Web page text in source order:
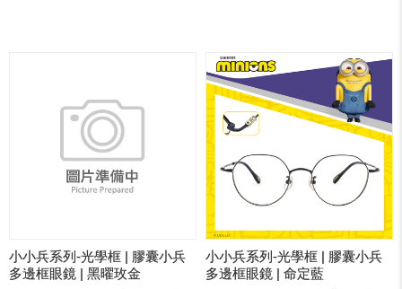
小小兵系列-光學框 | 膠囊小兵
多邊框眼鏡 | 黑曜玫金
小小兵系列-光學框 | 膠囊小兵
多邊框眼鏡 | 命定藍